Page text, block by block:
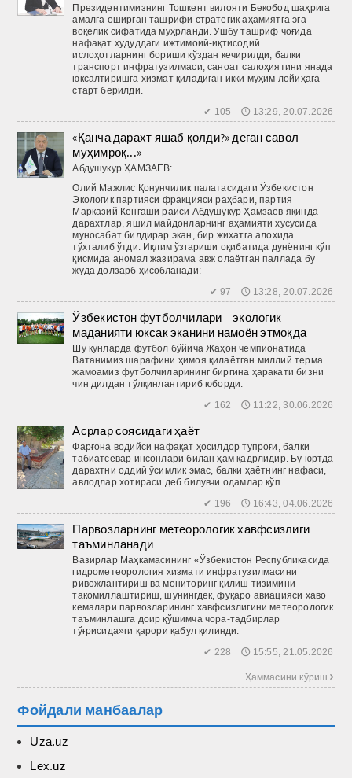
Президентимизнинг Тошкент вилояти Бекобод шаҳрига
амалга оширган ташрифи стратегик аҳамиятга эга
воқелик сифатида муҳрланди. Ушбу ташриф чоғида
нафақат ҳудуддаги ижтимоий-иқтисодий
ислоҳотларнинг бориши кўздан кечирилди, балки
транспорт инфратузилмаси, саноат салоҳиятини янада
юксалтиришга хизмат қиладиган икки муҳим лойиҳага
старт берилди.
✔ 105 🕔 13:29, 20.07.2026
«Қанча дарахт яшаб қолди?» деган савол
муҳимроқ...»
Абдушукур ҲАМЗАЕВ:
Олий Мажлис Қонунчилик палатасидаги Ўзбекистон
Экологик партияси фракцияси раҳбари, партия
Марказий Кенгаши раиси Абдушукур Ҳамзаев яқинда
дарахтлар, яшил майдонларнинг аҳамияти хусусида
муносабат билдирар экан, бир жиҳатга алоҳида
тўхталиб ўтди. Иқлим ўзгариши оқибатида дунёнинг кўп
қисмида аномал жазирама авж олаётган паллада бу
жуда долзарб ҳисобланади:
✔ 97 🕔 13:28, 20.07.2026
Ўзбекистон футболчилари – экологик
маданияти юксак эканини намоён этмоқда
Шу кунларда футбол бўйича Жаҳон чемпионатида
Ватанимиз шарафини ҳимоя қилаётган миллий терма
жамоамиз футболчиларининг биргина ҳаракати бизни
чин дилдан тўлқинлантириб юборди.
✔ 162 🕔 11:22, 30.06.2026
Асрлар соясидаги ҳаёт
Фарғона водийси нафақат ҳосилдор тупроғи, балки
табиатсевар инсонлари билан ҳам қадрлидир. Бу юртда
дарахтни оддий ўсимлик эмас, балки ҳаётнинг нафаси,
авлодлар хотираси деб билувчи одамлар кўп.
✔ 196 🕔 16:43, 04.06.2026
Парвозларнинг метеорологик хавфсизлиги
таъминланади
Вазирлар Маҳкамасининг «Ўзбекистон Республикасида
гидрометеорология хизмати инфратузилмасини
ривожлантириш ва мониторинг қилиш тизимини
такомиллаштириш, шунингдек, фуқаро авиацияси ҳаво
кемалари парвозларининг хавфсизлигини метеорологик
таъминлашга доир қўшимча чора-тадбирлар
тўғрисида»ги қарори қабул қилинди.
✔ 228 🕔 15:55, 21.05.2026
Ҳаммасини кўриш 
Фойдали манбаалар
Uza.uz
Lex.uz